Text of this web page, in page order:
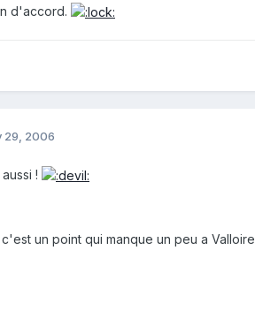
d'accord.
29, 2006
!
un point qui manque un peu a